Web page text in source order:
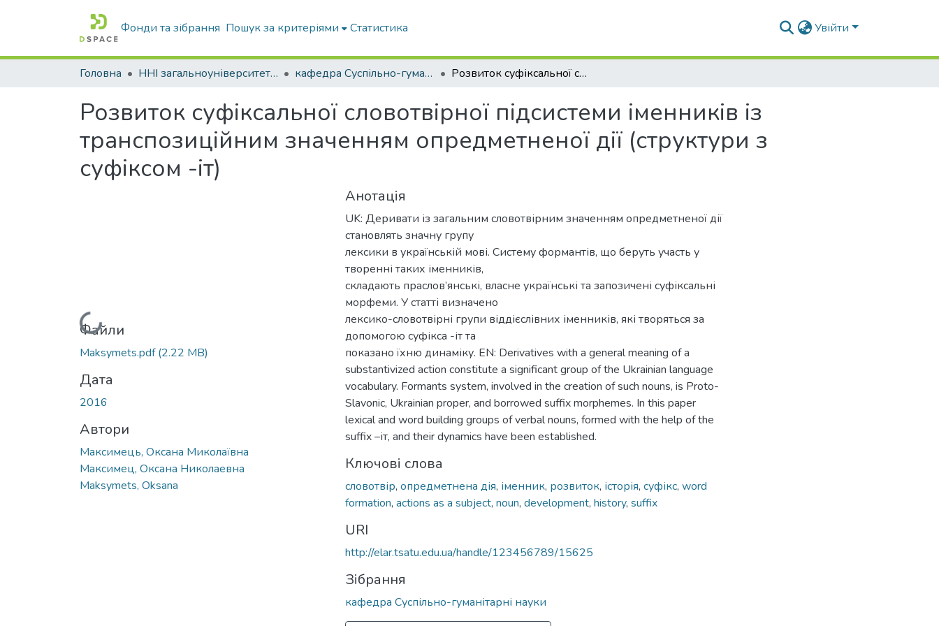
Фонди та зібрання Пошук за критеріями Статистика Увійти
Головна ННІ загальноуніверситетської підготовки кафедра Суспільно-гуманітарні науки Розвиток суфіксальної словотвірної підсистеми іменників із транспозиційним значенням опредметненої дії (структури з суфіксом -іт)
Розвиток суфіксальної словотвірної підсистеми іменників із
транспозиційним значенням опредметненої дії (структури з
суфіксом -іт)
Вантажиться...
Файли
Maksymets.pdf(2.22 MB)
Дата
2016
Автори
Максимець, Оксана Миколаївна
Максимец, Оксана Николаевна
Maksymets, Oksana
Анотація
UK: Деривати із загальним словотвірним значенням опредметненої дії
становлять значну групу
лексики в українській мові. Систему формантів, що беруть участь у
творенні таких іменників,
складають праслов’янські, власне українські та запозичені суфіксальні
морфеми. У статті визначено
лексико-словотвірні групи віддієслівних іменників, які творяться за
допомогою суфікса -іт та
показано їхню динаміку. EN: Derivatives with a general meaning of a
substantivized action constitute a significant group of the Ukrainian language
vocabulary. Formants system, involved in the creation of such nouns, is Proto-
Slavonic, Ukrainian proper, and borrowed suffix morphemes. In this paper
lexical and word building groups of verbal nouns, formed with the help of the
suffix –іт, and their dynamics have been established.
Ключові слова
словотвір, опредметнена дія, іменник, розвиток, історія, суфікс, word
formation, actions as a subject, noun, development, history, suffix
URI
http://elar.tsatu.edu.ua/handle/123456789/15625
Зібрання
кафедра Суспільно-гуманітарні науки